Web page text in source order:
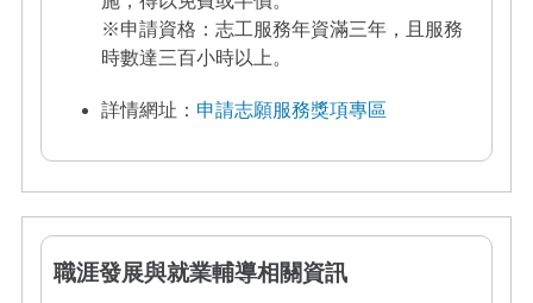
※申請資格：志工服務年資滿三年，且服務
時數達三百小時以上。
詳情網址： 申請志願服務獎項專區
職涯發展與就業輔導相關資訊